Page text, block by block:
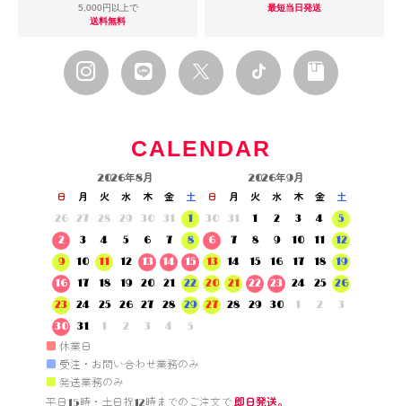
5,000円以上で
送料無料
最短当日発送
CALENDAR
2026年8月
日 月 火 水 木 金
土
26
27 28 29 30 31
1
2
3 4 5 6 7
8
9
10 11 12 13 14
15
16
17 18 19 20 21
22
23
24 25 26 27 28
29
30
31 1 2 3 4 5
2026年9月
日 月 火 水 木 金
土
30
31 1 2 3 4
5
6
7 8 9 10 11
12
13
14 15 16 17 18
19
20
21 22 23 24 25
26
27
28 29 30 1 2 3
■ 休業日
■ 受注・お問い合わせ業務のみ
■ 発送業務のみ
平日15時・土日祝12時までのご注文で 即日発送。